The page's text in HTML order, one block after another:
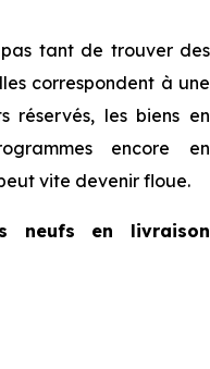
tant de trouver des
correspondent à une
réservés, les biens en
encore en
vite devenir floue.
neufs en livraison